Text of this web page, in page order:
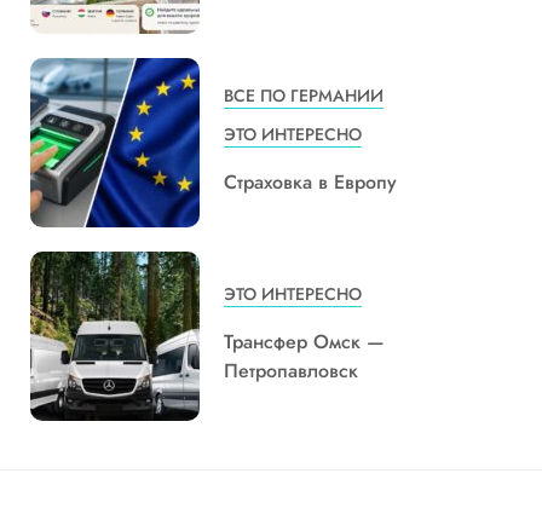
ВСЕ ПО ГЕРМАНИИ
ЭТО ИНТЕРЕСНО
Страховка в Европу
ЭТО ИНТЕРЕСНО
Трансфер Омск —
Петропавловск